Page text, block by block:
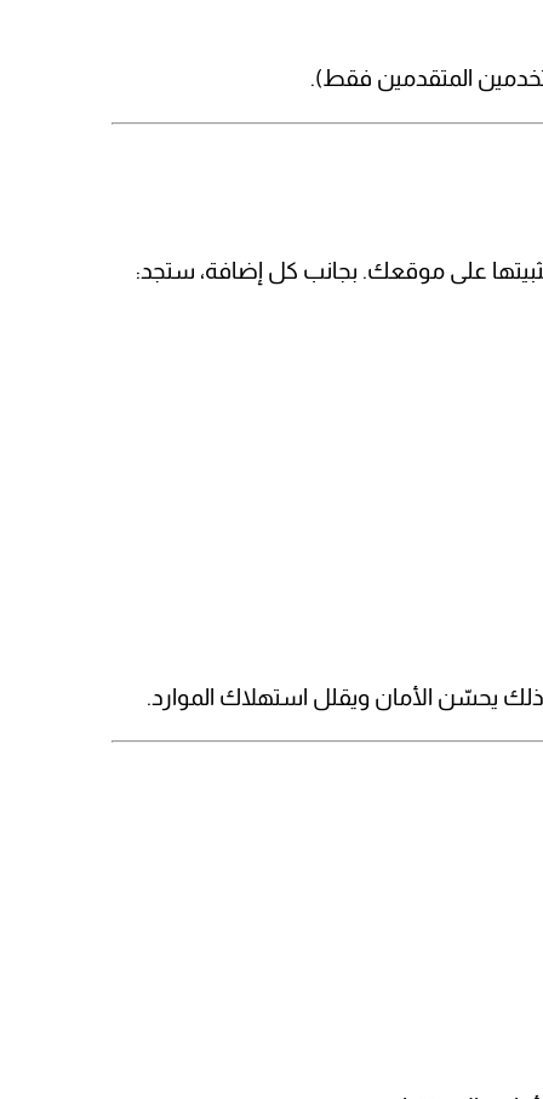
المتقدمين فقط).
على موقعك. بجانب كل إضافة، ستجد:
يحسّن الأمان ويقلل استهلاك الموارد.